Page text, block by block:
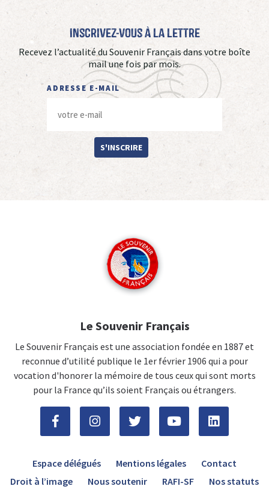
Inscrivez-vous à La Lettre
Recevez l’actualité du Souvenir Français dans votre boîte
mail une fois par mois.
ADRESSE E-MAIL
S'INSCRIRE
Le Souvenir Français
Le Souvenir Français est une association fondée en 1887 et
reconnue d’utilité publique le 1er février 1906 qui a pour
vocation d'honorer la mémoire de tous ceux qui sont morts
pour la France qu’ils soient Français ou étrangers.
Espace délégués Mentions légales
Contact
Droit à l’image
Nous soutenir RAFI-SF Nos statuts